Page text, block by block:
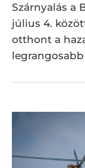
Szárnyalás a
július 4.
otthont a
legrangosabb